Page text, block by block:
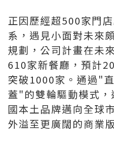
正因歷經超500家門
系，遇見小面對未來
規劃，公司計畫在未
610家新餐廳，預計
突破1000家。通過"
蓋"的雙輪驅動模式
國本土品牌邁向全球
外溢至更廣闊的商業